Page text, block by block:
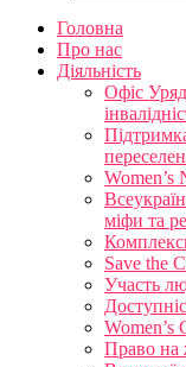
Головна
Про нас
Діяльність
Офіс
Women’s
міфи та
Save the
Участь
Women’s
Право на